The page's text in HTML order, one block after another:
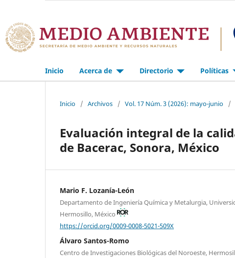
Inicio Acerca de Directorio Políticas
Inicio / Archivos / Vol. 17 Núm. 3 (2026): mayo-junio /
Evaluación integral de la
de Bacerac, Sonora, México
Mario F. Lozanía-León
Departamento de Ingeniería Química y Metalurgia,
Hermosillo, México
https://orcid.org/0009-0008-5021-509X
Álvaro Santos-Romo
Centro de Investigaciones Biológicas del Noroeste,